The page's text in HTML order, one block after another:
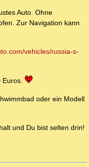
Auto. Ohne
Zur Navigation kann
vehicles/russia-s-
Euros.
oder ein Modell
und Du bist selten drin!